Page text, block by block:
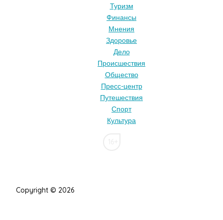
Туризм
Финансы
Мнения
Здоровье
Дело
Происшествия
Общество
Пресс-центр
Путешествия
Спорт
Культура
Copyright © 2026